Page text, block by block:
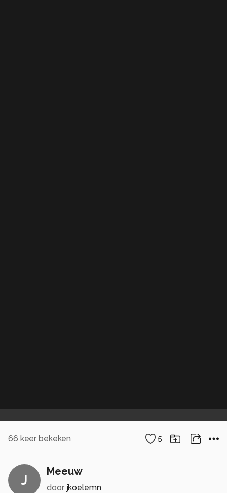
66 keer bekeken 5
J
Meeuw
door jkoelemn